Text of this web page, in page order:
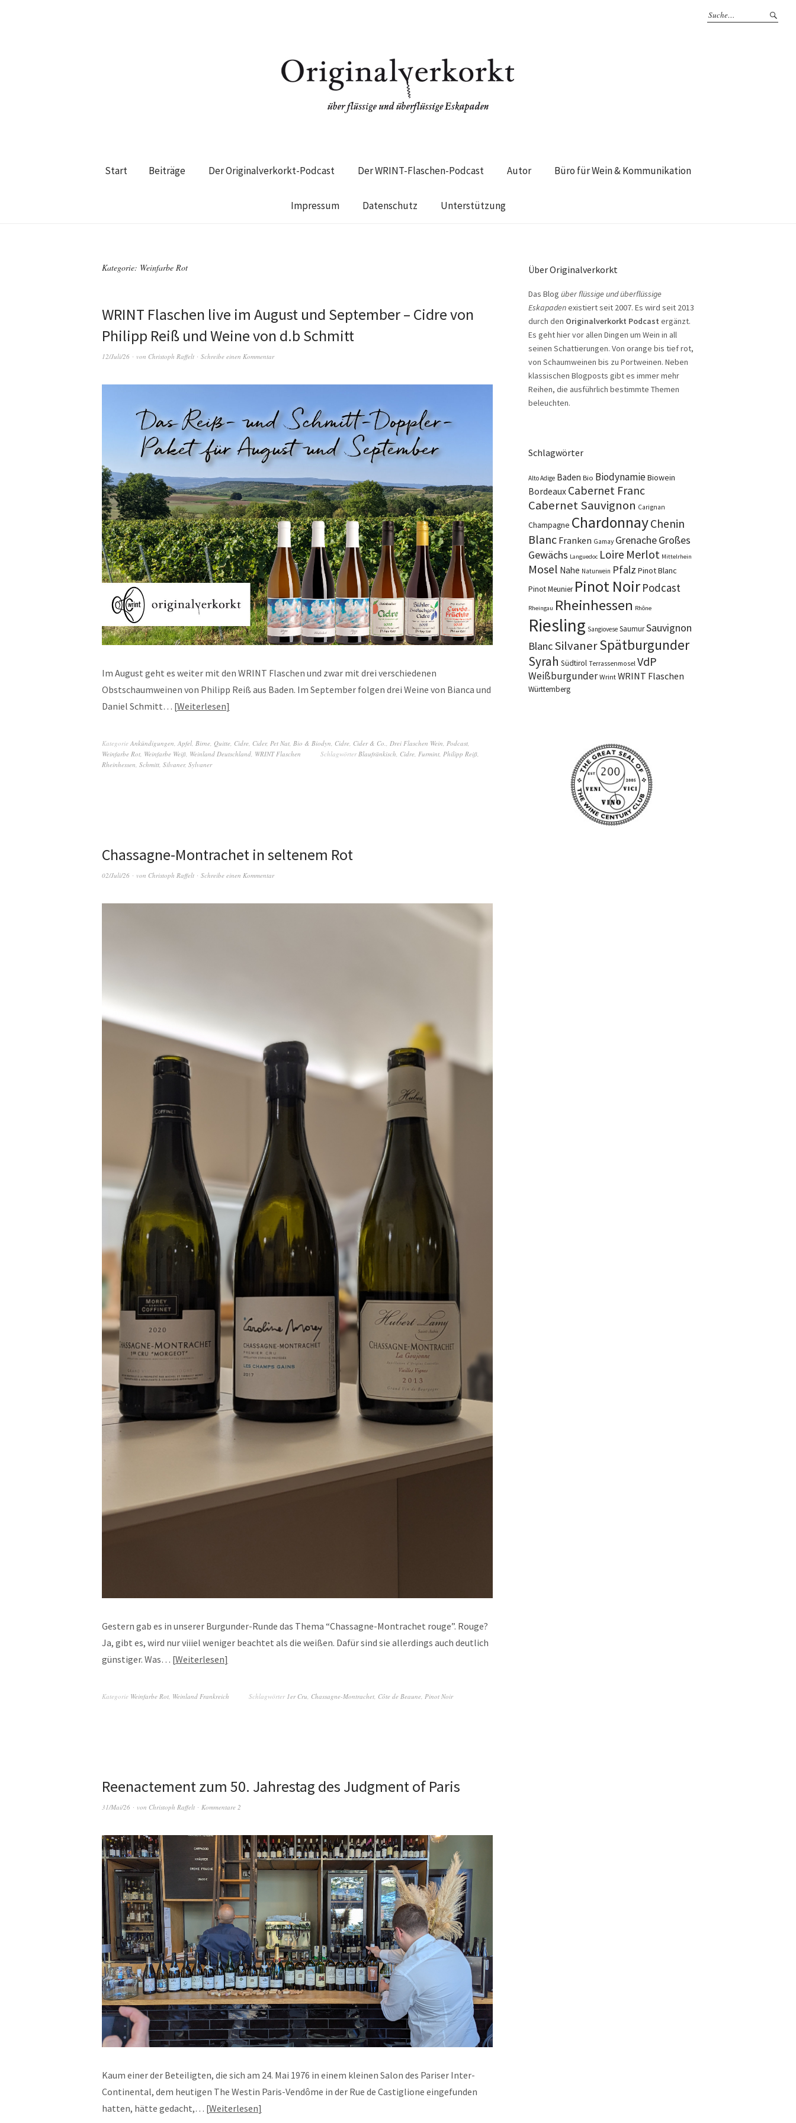
Start Beiträge Der Originalverkorkt-Podcast Der WRINT-Flaschen-Podcast Autor Büro für Wein & Kommunikation
Impressum Datenschutz Unterstützung
Kategorie: Weinfarbe Rot
WRINT Flaschen live im August und September – Cidre von
Philipp Reiß und Weine von d.b Schmitt
12/Juli/26 von Christoph Raffelt Schreibe einen Kommentar
Im August geht es weiter mit den WRINT Flaschen und zwar mit drei verschiedenen
Obstschaumweinen von Philipp Reiß aus Baden. Im September folgen drei Weine von Bianca und
Daniel Schmitt… Weiterlesen
Kategorie Ankündigungen, Apfel, Birne, Quitte, Cidre, Cider, Pet Nat, Bio & Biodyn, Cidre, Cider & Co., Drei Flaschen Wein, Podcast,
Weinfarbe Rot, Weinfarbe Weiß, Weinland Deutschland, WRINT Flaschen SchlagwörterBlaufränkisch, Cidre, Furmint, Philipp Reiß,
Rheinhessen, Schmitt, Silvaner, Sylvaner
Chassagne-Montrachet in seltenem Rot
02/Juli/26 von Christoph Raffelt Schreibe einen Kommentar
Gestern gab es in unserer Burgunder-Runde das Thema “Chassagne-Montrachet rouge”. Rouge?
Ja, gibt es, wird nur viiiel weniger beachtet als die weißen. Dafür sind sie allerdings auch deutlich
günstiger. Was… Weiterlesen
Kategorie Weinfarbe Rot, Weinland Frankreich Schlagwörter 1er Cru, Chassagne-Montrachet, Côte de Beaune, Pinot Noir
Reenactement zum 50. Jahrestag des Judgment of Paris
31/Mai/26 von Christoph Raffelt Kommentare 2
Kaum einer der Beteiligten, die sich am 24. Mai 1976 in einem kleinen Salon des Pariser Inter-
Continental, dem heutigen The Westin Paris-Vendôme in der Rue de Castiglione eingefunden
hatten, hätte gedacht,… Weiterlesen
Über Originalverkorkt
Das Blog über flüssige und überflüssige
Eskapadenexistiert seit 2007. Es wird seit 2013
durch den Originalverkorkt Podcast ergänzt.
Es geht hier vor allen Dingen um Wein in all
seinen Schattierungen. Von orange bis tief rot,
von Schaumweinen bis zu Portweinen. Neben
klassischen Blogposts gibt es immer mehr
Reihen, die ausführlich bestimmte Themen
beleuchten.
Schlagwörter
Alto Adige Baden Bio BiodynamieBiowein
Bordeaux Cabernet Franc
Cabernet Sauvignon Carignan
Champagne ChardonnayChenin
Blanc Franken Gamay GrenacheGroßes
Gewächs Languedoc Loire Merlot Mittelrhein
Mosel Nahe Naturwein Pfalz Pinot Blanc
Pinot Meunier Pinot Noir Podcast
Rheingau Rheinhessen Rhône
Riesling Sangiovese SaumurSauvignon
BlancSilvanerSpätburgunder
Syrah Südtirol Terrassenmosel VdP
Weißburgunder Wrint WRINT Flaschen
Württemberg